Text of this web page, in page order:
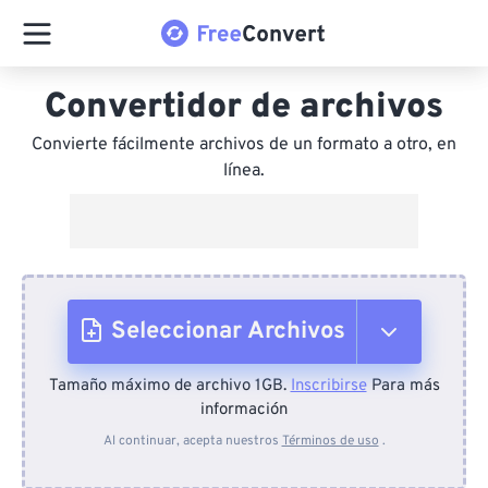
Convertidor de archivos
Convierte fácilmente archivos de un formato a otro, en
línea.
Seleccionar Archivos
Desde el dispositivo
Tamaño máximo de archivo 1GB.InscribirsePara más
información
Al continuar, acepta nuestros Términos de uso .